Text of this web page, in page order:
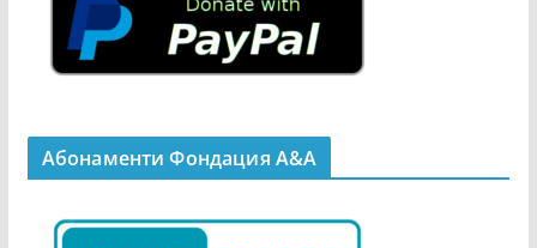
Абонаменти Фондация А&A